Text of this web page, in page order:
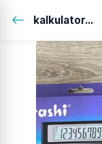
kalkulator...